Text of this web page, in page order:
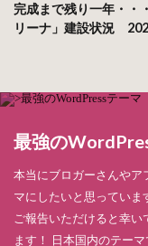
完成まで残り一年・・
リーナ」建設状況
最強の
本当にブロガーさんやア
マにしたいと思ってい
ご報告いただけると幸い
ます！ 日本国内のテー